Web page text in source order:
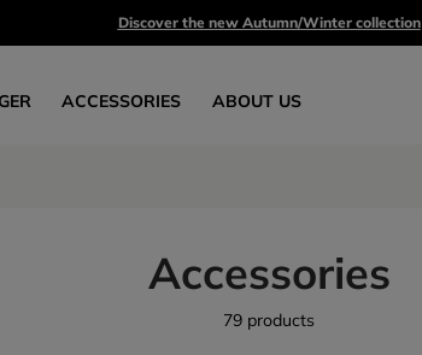
Discover the new Autumn/Winter collection
ACCESSORIES ABOUT US
Accessories
79 products